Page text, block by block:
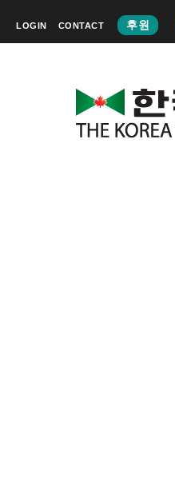
LOGIN CONTACT 후원